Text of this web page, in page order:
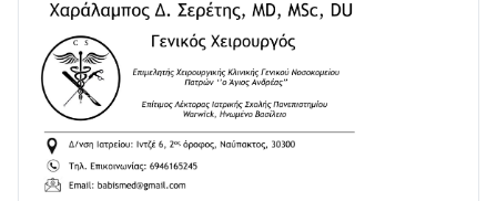
ΕΚΤΑΚΤΟ – ΝΑΥΠΑΚΤΙΑ: ΣΥΝΑΓΕΡΜΟΣ ΣΤΗΝ
ΠΥΡΟΣΒΕΣΤΙΚΗ ΓΙΑ ΦΩΤΙΑ ΣΤΟΝ ΑΓΙΟ ΗΛΙΑ ΠΡΙΝ ΤΗ
ΓΡΑΝΙΤΣΑ
24/07 • 11:03